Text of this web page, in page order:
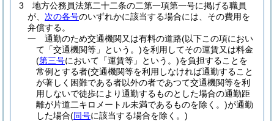
3
地方公務員法第二十二条の二第一項第一号に掲げる職員
が、 次の各号のいずれかに該当する場合には、その費用を
弁償する。
一
通勤のため交通機関又は有料の道路(以下この項におい
て「交通機関等」という。)を利用してその運賃又は料金
(第三号において「運賃等」という。)を負担することを
常例とする者(交通機関等を利用しなければ通勤すること
が著しく困難である者以外の者であつて交通機関等を利
用しないで徒歩により通勤するものとした場合の通勤距
離が片道二キロメートル未満であるものを除く。)が通勤
した場合(同号に該当する場合を除く。)